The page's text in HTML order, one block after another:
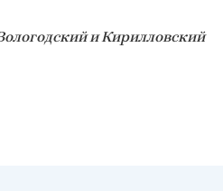
и Кирилловский